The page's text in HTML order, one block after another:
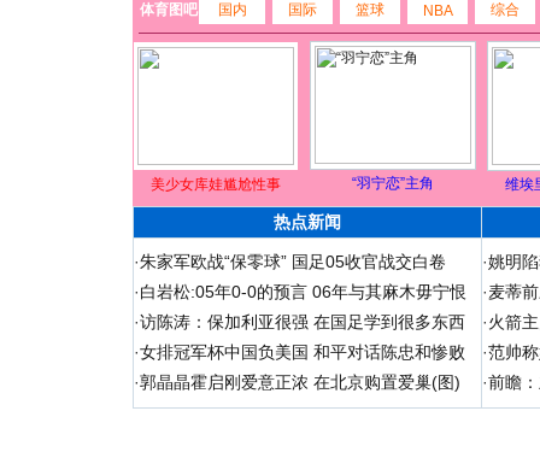
体育图吧 国内 国际 篮球 NBA 综合
美少女库娃尴尬性事 “羽宁恋”主角 维埃
热点新闻
·朱家军欧战“保零球” 国足05收官战交白卷
·白岩松:05年0-0的预言 06年与其麻木毋宁恨
·访陈涛：保加利亚很强 在国足学到很多东西
·女排冠军杯中国负美国 和平对话陈忠和惨败
·郭晶晶霍启刚爱意正浓 在北京购置爱巢(图)
·姚明
·麦蒂
·火箭
·范帅
·前瞻